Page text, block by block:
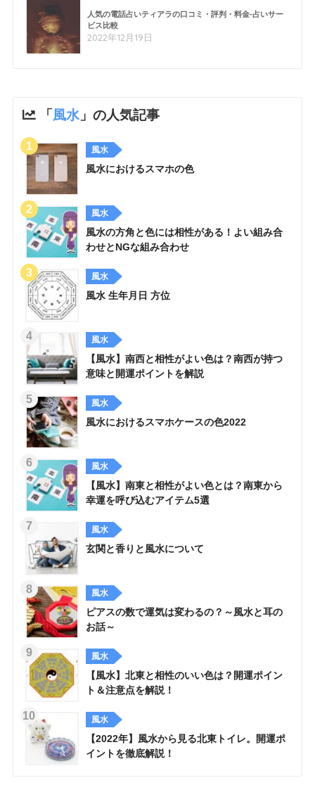
人気の電話占いティアラの口コミ・評判・料金-占いサー
ビス比較
2022年12月19日
「風水」の人気記事
風水
風水におけるスマホの色
風水
風水の方角と色には相性がある！よい組み合
わせとNGな組み合わせ
風水
風水 生年月日 方位
風水
【風水】南西と相性がよい色は？南西が持つ
意味と開運ポイントを解説
風水
風水におけるスマホケースの色2022
風水
【風水】南東と相性がよい色とは？南東から
幸運を呼び込むアイテム5選
風水
玄関と香りと風水について
風水
ピアスの数で運気は変わるの？～風水と耳の
お話～
風水
【風水】北東と相性のいい色は？開運ポイン
ト＆注意点を解説！
風水
【2022年】風水から見る北東トイレ。開運ポ
イントを徹底解説！